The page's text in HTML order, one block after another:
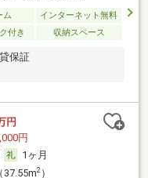
ム
インターネット無料
付き 収納スペース
保証
円
円
1ヶ月
37.55m2）